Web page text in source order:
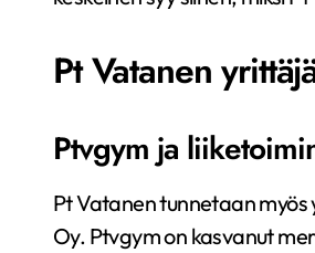
Pt Vatanen
Ptvgym ja
Pt Vatanen tunnetaan
Oy. Ptvgym on kasvanut